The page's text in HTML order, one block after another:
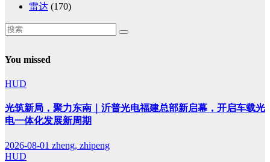
雷达 (170)
You missed
HUD
光筑新局，聚力东南｜沂普光电福建总部新启幕，开启车载光
电一体化发展新周期
2026-08-01 zheng, zhipeng
HUD